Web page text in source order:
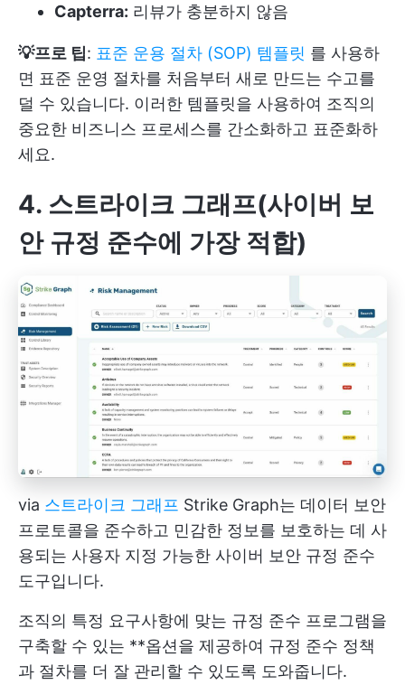
Capterra: 리뷰가 충분하지 않음
💡프로 팁: 표준 운용 절차 (SOP) 템플릿 를 사용하
면 표준 운영 절차를 처음부터 새로 만드는 수고를
덜 수 있습니다. 이러한 템플릿을 사용하여 조직의
중요한 비즈니스 프로세스를 간소화하고 표준화하
세요.
4. 스트라이크 그래프(사이버 보
안 규정 준수에 가장 적합)
via 스트라이크 그래프 Strike Graph는 데이터 보안
프로토콜을 준수하고 민감한 정보를 보호하는 데 사
용되는 사용자 지정 가능한 사이버 보안 규정 준수
도구입니다.
조직의 특정 요구사항에 맞는 규정 준수 프로그램을
구축할 수 있는 **옵션을 제공하여 규정 준수 정책
과 절차를 더 잘 관리할 수 있도록 도와줍니다.